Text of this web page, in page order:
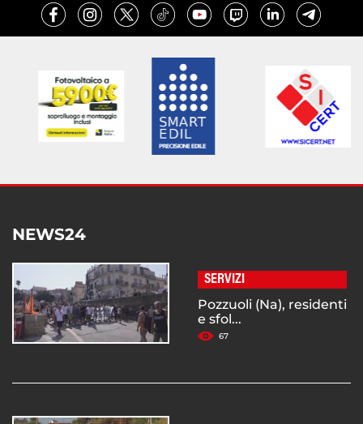
NEWS24
SERVIZI
Pozzuoli (Na), residenti
e sfol...
67